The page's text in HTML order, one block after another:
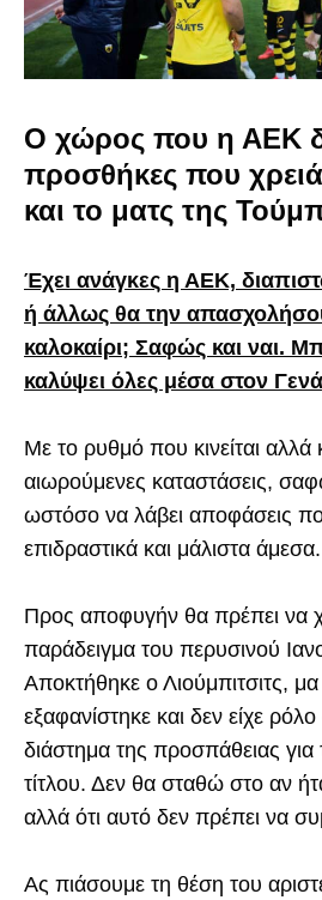
Ο χώρος που η ΑΕΚ
προσθήκες που
και το ματς της
Έχει ανάγκες η ΑΕΚ,
ή άλλως θα την
καλοκαίρι; Σαφώς και ναι.
καλύψει όλες μέσα στον
Με το ρυθμό που κινείται αλλά
αιωρούμενες καταστάσεις,
ωστόσο να λάβει αποφάσεις
επιδραστικά και μάλιστα άμεσα.
Προς αποφυγήν θα πρέπει να
παράδειγμα του περυσινού
Αποκτήθηκε ο Λιούμπιτσιτς,
εξαφανίστηκε και δεν είχε
διάστημα της προσπάθειας για
τίτλου. Δεν θα σταθώ στο αν
αλλά ότι αυτό δεν πρέπει να
Ας πιάσουμε τη θέση του